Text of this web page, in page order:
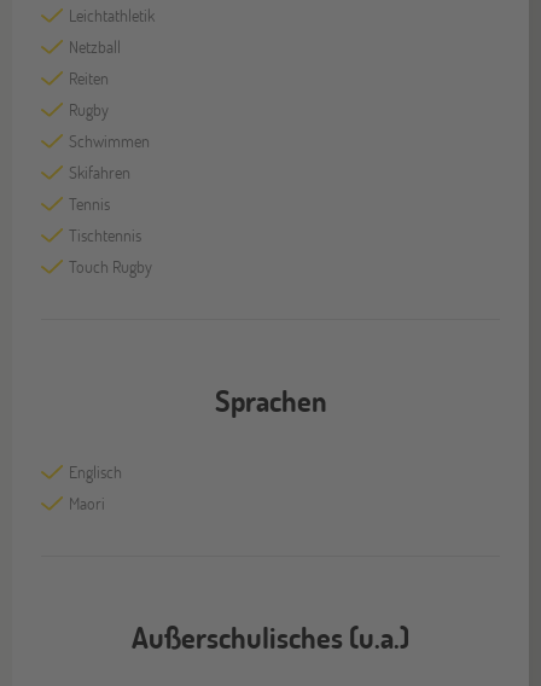
Leichtathletik
Netzball
Reiten
Rugby
Schwimmen
Skifahren
Tennis
Tischtennis
Touch Rugby
Sprachen
Englisch
Maori
Außerschulisches (u.a.)